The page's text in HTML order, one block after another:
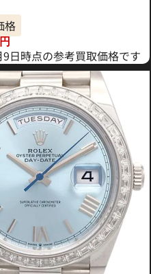
格
円
日時点の参考買取価格です